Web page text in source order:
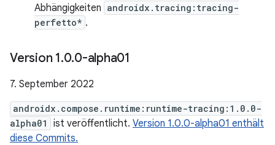
Abhängigkeiten androidx.tracing:tracing-
perfetto* .
Version 1.0.0-alpha01
7. September 2022
androidx.compose.runtime:runtime-tracing:1.0.0-
alpha01
ist veröffentlicht. Version 1.0.0-alpha01 enthält
diese Commits.